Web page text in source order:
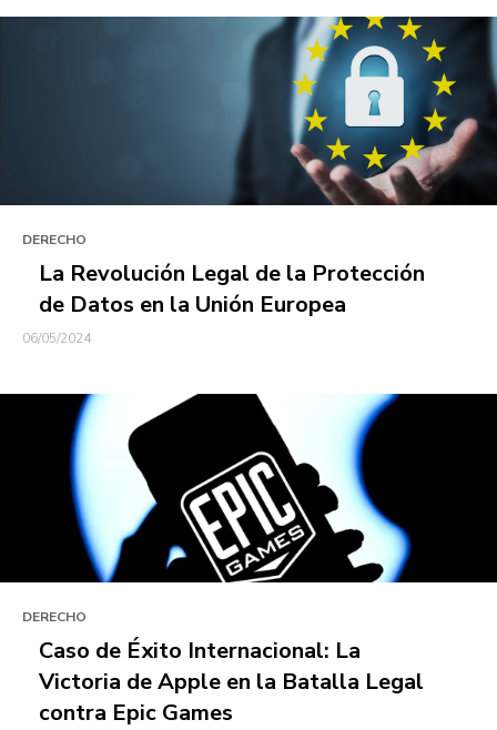
DERECHO
La Revolución Legal de la Protección
de Datos en la Unión Europea
06/05/2024
DERECHO
Caso de Éxito Internacional: La
Victoria de Apple en la Batalla Legal
contra Epic Games